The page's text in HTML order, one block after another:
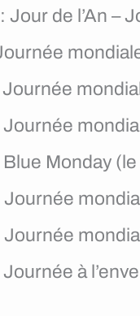
Jour de l’An –
Journée
Journée
Blue Monday
Journée
à